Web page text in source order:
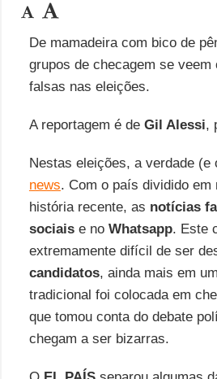
De mamadeira com bico de
grupos de checagem se
falsas nas eleições.
A reportagem é deGil Alessi,
Nestas eleições, a verdade
news. Com o país dividido em
história recente, as notícias
sociais e noWhatsapp. Este
extremamente difícil de ser
candidatos, ainda mais em
tradicional foi colocada em
que tomou conta do debate
chegam a ser bizarras.